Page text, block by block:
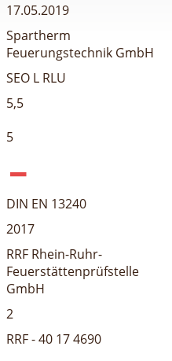
17.05.2019
Spartherm
Feuerungstechnik GmbH
SEO L RLU
5,5
5
DIN EN 13240
2017
RRF Rhein-Ruhr-
Feuerstättenprüfstelle
GmbH
2
RRF - 40 17 4690